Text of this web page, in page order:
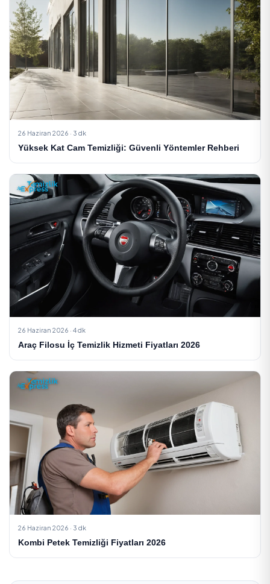
TEMIZLIK EXPRESS
Ev Temizliği hizmeti mi arıyorsunuz?
Onaylı temizlik firmaları ve bireysel hizmet
verenlerden dakikalar içinde ücretsiz teklif alın.
Onaylı hizmet verenler
Ücretsiz teklif
Online rezervasyon
Ev Temizliği Teklifi Al
Etiketler: cam balkon temizliği
sundurme temizlik fiyatları
katlanır cam temizliği
2026 balkon cam dış cephe cam
Paylaş:
Önceki Yazı
Dış Cephe Temizliği Fiyatları 2026: Metrekare ve
Bazl...
Adım Adım...
İlgili Yazılar